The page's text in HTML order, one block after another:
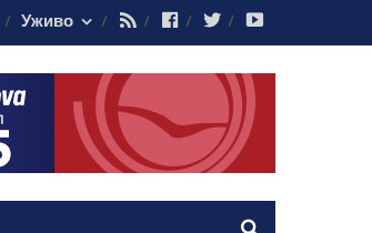
Уживо RSS FacebookTwitter